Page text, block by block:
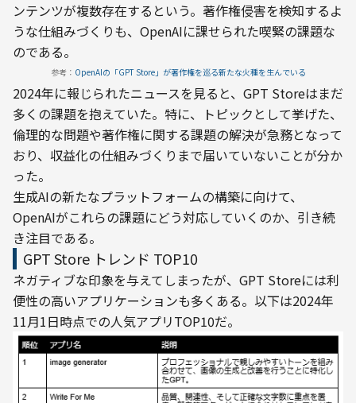
ンテンツが複数存在するという。著作権侵害を検知するよ
うな仕組みづくりも、OpenAIに課せられた喫緊の課題な
のである。
参考： OpenAIの「GPT Store」が著作権を巡る新たな火種を生んでいる
2024年に報じられたニュースを見ると、GPT Storeはまだ
多くの課題を抱えていた。特に、トピックとして挙げた、
倫理的な問題や著作権に関する課題の解決が急務となって
おり、収益化の仕組みづくりまで届いていないことが分か
った。
生成AIの新たなプラットフォームの構築に向けて、
OpenAIがこれらの課題にどう対応していくのか、引き続
き注目である。
GPT Store トレンド TOP10
ネガティブな印象を与えてしまったが、GPT Storeには利
便性の高いアプリケーションも多くある。以下は2024年
11月1日時点での人気アプリTOP10だ。